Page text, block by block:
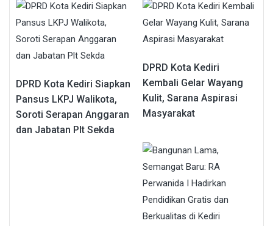
DPRD Kota Kediri Siapkan
Pansus LKPJ Walikota,
Soroti Serapan Anggaran
dan Jabatan Plt Sekda
DPRD Kota Kediri
Kembali Gelar Wayang
Kulit, Sarana Aspirasi
Masyarakat